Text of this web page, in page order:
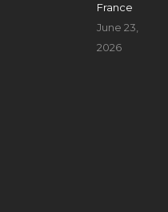
France
June 23,
2026